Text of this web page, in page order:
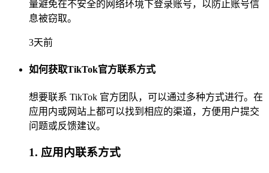
量避免在不安全的网络环境下登录账号，以防止账号信
息被窃取。
3天前
如何获取TikTok官方联系方式
想要联系 TikTok 官方团队，可以通过多种方式进行。在
应用内或网站上都可以找到相应的渠道，方便用户提交
问题或反馈建议。
1. 应用内联系方式